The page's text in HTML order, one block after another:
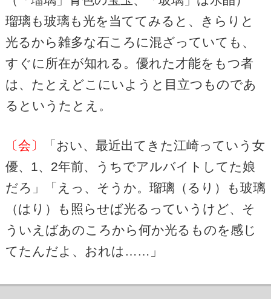
瑠璃も玻璃も光を当ててみると、きらりと
光るから雑多な石ころに混ざっていても、
すぐに所在が知れる。優れた才能をもつ者
は、たとえどこにいようと目立つものであ
るというたとえ。
〔会〕
「おい、最近出てきた江崎っていう女
優、1、2年前、うちでアルバイトしてた娘
だろ」「えっ、そうか。瑠璃（るり）も玻璃
（はり）も照らせば光るっていうけど、そ
ういえばあのころから何か光るものを感じ
てたんだよ、おれは……」